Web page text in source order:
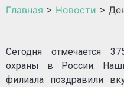
Главная > Новости >
Сегодня отмечается
охраны в России.
филиала поздравили